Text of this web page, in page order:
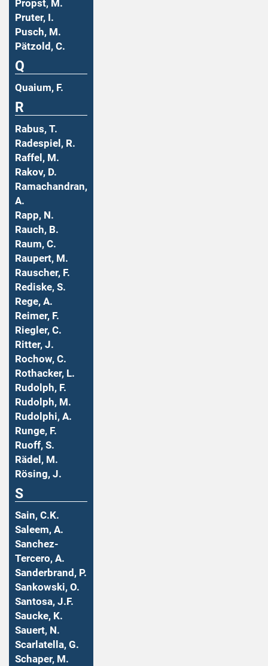
Propst, M.
Pruter, I.
Pusch, M.
Pätzold, C.
Q
Quaium, F.
R
Rabus, T.
Radespiel, R.
Raffel, M.
Rakov, D.
Ramachandran,
A.
Rapp, N.
Rauch, B.
Raum, C.
Raupert, M.
Rauscher, F.
Rediske, S.
Rege, A.
Reimer, F.
Riegler, C.
Ritter, J.
Rochow, C.
Rothacker, L.
Rudolph, F.
Rudolph, M.
Rudolphi, A.
Runge, F.
Ruoff, S.
Rädel, M.
Rösing, J.
S
Sain, C.K.
Saleem, A.
Sanchez-
Tercero, A.
Sanderbrand, P.
Sankowski, O.
Santosa, J.F.
Saucke, K.
Sauert, N.
Scarlatella, G.
Schaper, M.